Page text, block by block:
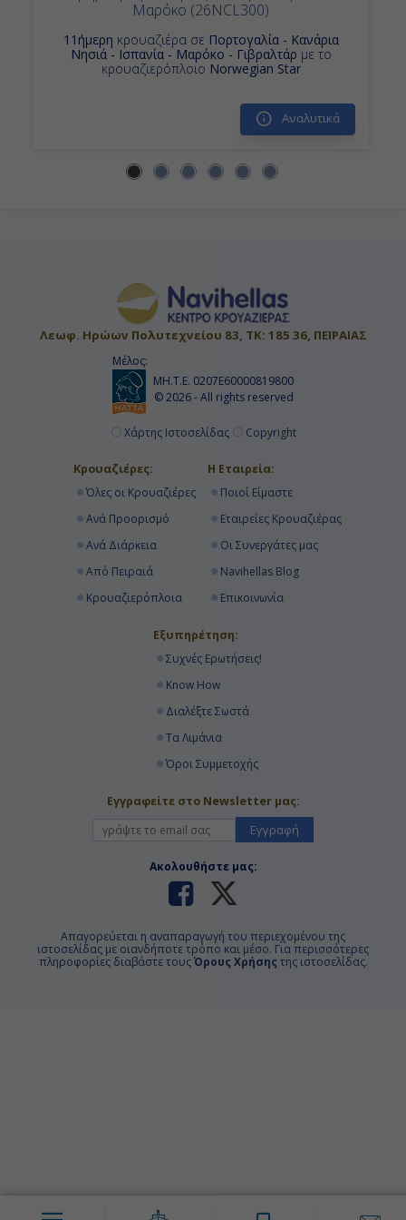
Εν Πλω
-
Βαρκελώνη, Ισπανία
Μαρόκο (26NCL300)
11ήμερη κρουαζιέρα σε Πορτογαλία - Κανάρια
Νησιά - Ισπανία - Μαρόκο - Γιβραλτάρ με το
κρουαζιερόπλοιο Norwegian Star
Αναλυτικά
Λεωφ. Ηρώων Πολυτεχνείου 83, ΤΚ: 185 36, ΠΕΙΡΑΙΑΣ
Μέλος:
ΜΗ.Τ.Ε. 0207Ε60000819800
© 2026 - All rights reserved
Χάρτης Ιστοσελίδας Copyright
Κρουαζιέρες:
Όλες οι Κρουαζιέρες
Ανά Προορισμό
Ανά Διάρκεια
Από Πειραιά
Κρουαζιερόπλοια
Η Εταιρεία:
Ποιοί Είμαστε
Εταιρείες Κρουαζιέρας
Οι Συνεργάτες μας
Navihellas Blog
Επικοινωνία
Εξυπηρέτηση:
Συχνές Ερωτήσεις!
Know How
Διαλέξτε Σωστά
Τα Λιμάνια
Όροι Συμμετοχής
Εγγραφείτε στο Newsletter μας:
Εγγραφή
Ακολουθήστε μας:
Απαγορεύεται η αναπαραγωγή του περιεχομένου της
ιστοσελίδας με οιανδήποτε τρόπο και μέσο. Για περισσότερες
πληροφορίες διαβάστε τουςΌρους Χρήσης της ιστοσελίδας.